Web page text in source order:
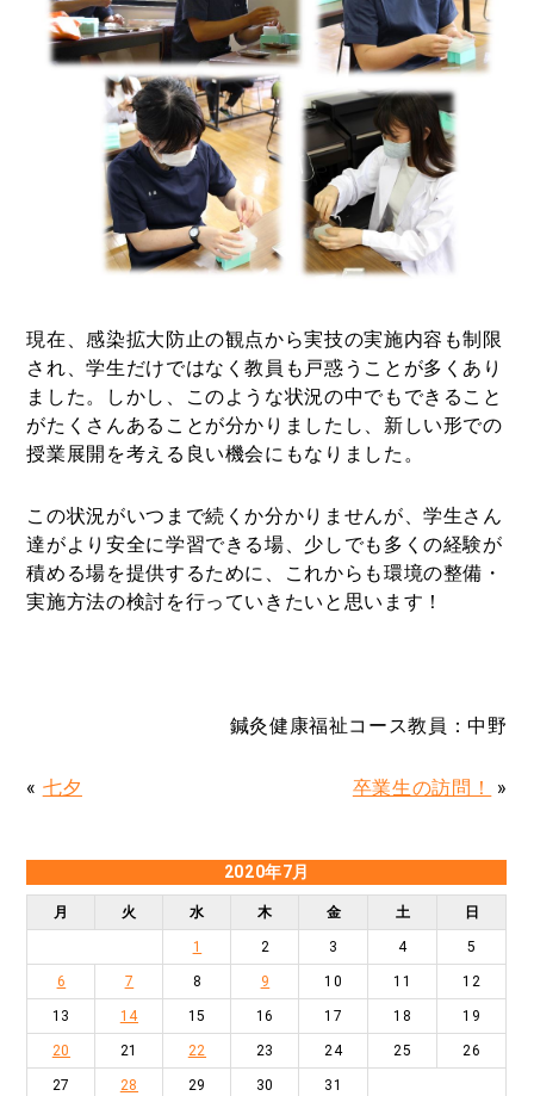
現在、感染拡大防止の観点から実技の実施内容も制限
され、学生だけではなく教員も戸惑うことが多くあり
ました。しかし、このような状況の中でもできること
がたくさんあることが分かりましたし、新しい形での
授業展開を考える良い機会にもなりました。
この状況がいつまで続くか分かりませんが、学生さん
達がより安全に学習できる場、少しでも多くの経験が
積める場を提供するために、これからも環境の整備・
実施方法の検討を行っていきたいと思います！
鍼灸健康福祉コース教員：中野
« 七夕 卒業生の訪問！ »
2020年7月
月 火 水 木 金 土 日
1 2 3 4 5
6 7 8 9 10 11 12
13 14 15 16 17 18 19
20 21 22 23 24 25 26
27 28 29 30 31